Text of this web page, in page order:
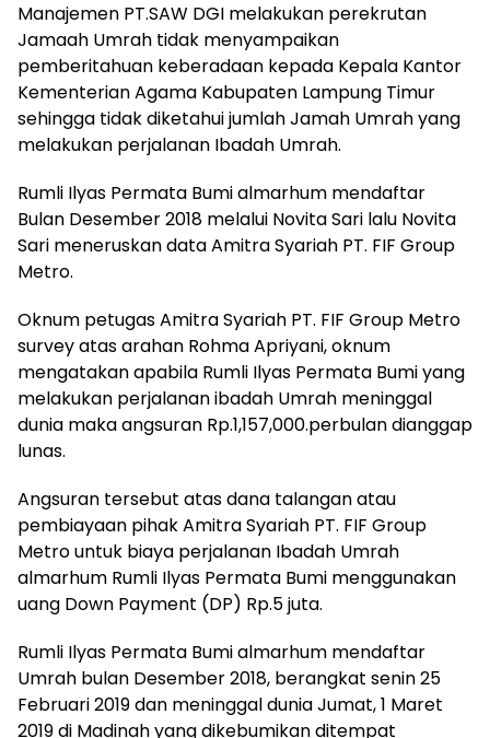
Manajemen PT.SAW DGI melakukan perekrutan
Jamaah Umrah tidak menyampaikan
pemberitahuan keberadaan kepada Kepala Kantor
Kementerian Agama Kabupaten Lampung Timur
sehingga tidak diketahui jumlah Jamah Umrah yang
melakukan perjalanan Ibadah Umrah.
Rumli Ilyas Permata Bumi almarhum mendaftar
Bulan Desember 2018 melalui Novita Sari lalu Novita
Sari meneruskan data Amitra Syariah PT. FIF Group
Metro.
Oknum petugas Amitra Syariah PT. FIF Group Metro
survey atas arahan Rohma Apriyani, oknum
mengatakan apabila Rumli Ilyas Permata Bumi yang
melakukan perjalanan ibadah Umrah meninggal
dunia maka angsuran Rp.1,157,000.perbulan dianggap
lunas.
Angsuran tersebut atas dana talangan atau
pembiayaan pihak Amitra Syariah PT. FIF Group
Metro untuk biaya perjalanan Ibadah Umrah
almarhum Rumli Ilyas Permata Bumi menggunakan
uang Down Payment (DP) Rp.5 juta.
Rumli Ilyas Permata Bumi almarhum mendaftar
Umrah bulan Desember 2018, berangkat senin 25
Februari 2019 dan meninggal dunia Jumat, 1 Maret
2019 di Madinah yang dikebumikan ditempat